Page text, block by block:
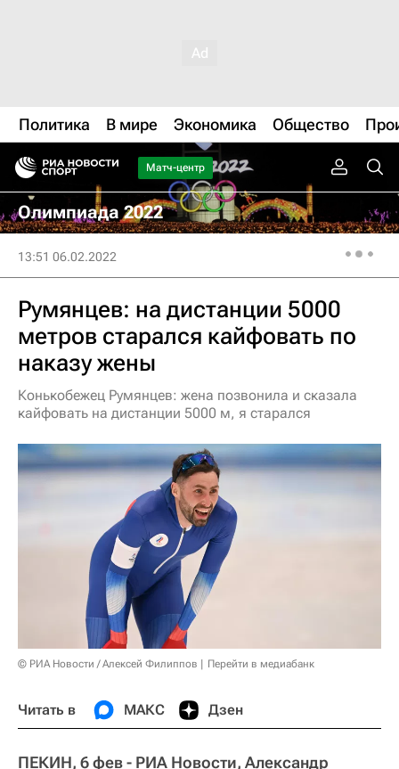
Политика В мире Экономика Общество
Матч-центр
Олимпиада 2022
13:51 06.02.2022
Румянцев: на дистанции 5000
метров старался кайфовать по
наказу жены
Конькобежец Румянцев: жена позвонила и сказала
кайфовать на дистанции 5000 м, я старался
© РИА Новости / Алексей Филиппов Перейти в медиабанк
Читать в МАКС Дзен
ПЕКИН, 6 фев - РИА Новости, Александр